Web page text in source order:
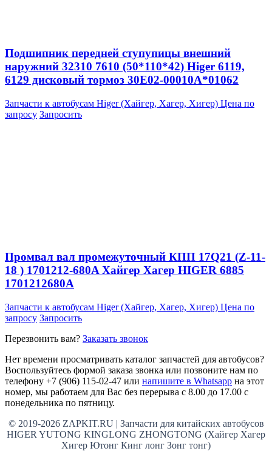
Подшипник передней ступупицы внешний
наружний 32310 7610 (50*110*42) Higer 6119,
6129 дисковый тормоз 30E02-00010A*01062
Запчасти к автобусам Higer (Хайгер, Хагер, Хигер) Цена по
запросу Запросить
Промвал вал промежуточный КПП 17Q21 (Z-11-
18 ) 1701212-680A Хайгер Хагер HIGER 6885
1701212680A
Запчасти к автобусам Higer (Хайгер, Хагер, Хигер) Цена по
запросу Запросить
Перезвонить вам? Заказать звонок
Нет времени просматривать каталог запчастей для автобусов?
Воспользуйтесь формой заказа звонка или позвоните нам по
телефону +7 (906) 115-02-47 или напишите в Whatsapp на этот
номер, мы работаем для Вас без перерыва с 8.00 до 17.00 с
понедельника по пятницу.
© 2019-2026 ZAPKIT.RU | Запчасти для китайских автобусов
HIGER YUTONG KINGLONG ZHONGTONG (Хайгер Хагер
Хигер Ютонг Кинг лонг Зонг тонг)